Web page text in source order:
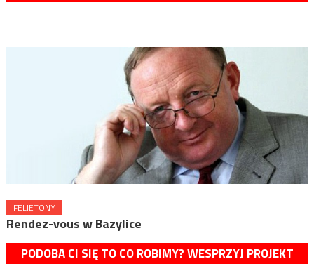
FELIETONY
Rendez-vous w Bazylice
PODOBA CI SIĘ TO CO ROBIMY? WESPRZYJ PROJEKT